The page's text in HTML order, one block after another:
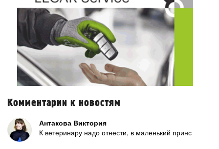
Комментарии к новостям
Антакова Виктория
К ветеринару надо отнести, в маленький принс